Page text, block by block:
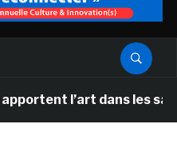
l’art dans les salles